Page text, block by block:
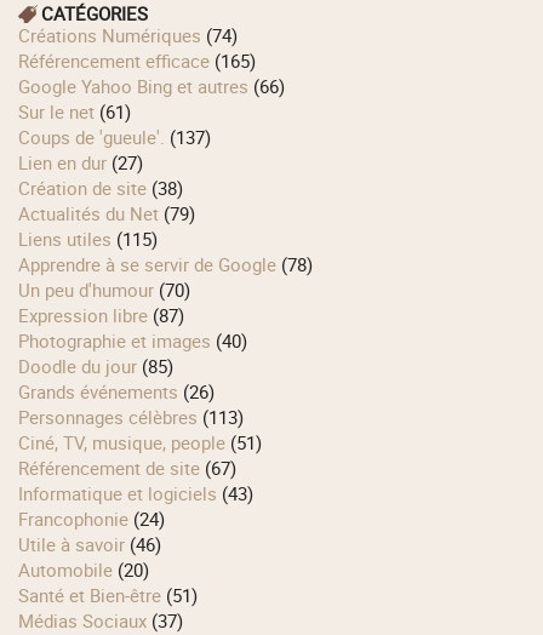
CATÉGORIES
Créations Numériques (74)
Référencement efficace (165)
Google Yahoo Bing et autres (66)
Sur le net (61)
Coups de 'gueule'. (137)
Lien en dur (27)
Création de site (38)
Actualités du Net (79)
Liens utiles (115)
Apprendre à se servir de Google (78)
Un peu d'humour (70)
Expression libre (87)
Photographie et images (40)
Doodle du jour (85)
Grands événements (26)
Personnages célèbres (113)
Ciné, TV, musique, people (51)
Référencement de site (67)
Informatique et logiciels (43)
Francophonie (24)
Utile à savoir (46)
Automobile (20)
Santé et Bien-être (51)
Médias Sociaux (37)